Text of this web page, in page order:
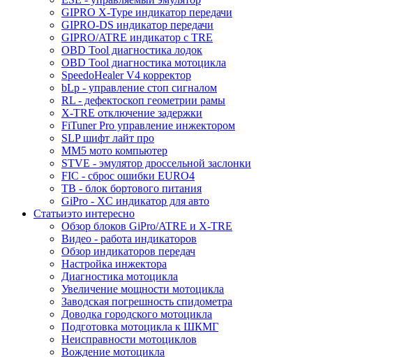
GIPRO X-Type индикатор передачи
GIPRO-DS индикатор передачи
GIPRO/ATRE индикатор с TRE
OBD Tool диагностика лодок
OBD Tool диагностика мотоцикла
SpeedoHealer V4 корректор
bLp - управление стоп сигналом
RL - дефектоскоп геометрии рамы
X-TRE отключение задержки
FiTuner Pro управление инжектором
SLP шифт лайт про
MM5 мото компьютер
STVE - эмулятор дроссельной заслонки
FIC - сброс ошибки EURO4
TB - блок бортового питания
GiPro - XC индикатор для авто
Статьиэто интересно
Обзор блоков GiPro/ATRE и X-TRE
Видео - работа индикаторов
Обзор индикаторов передач
Настройка инжектора
Диагноcтика мотоцикла
Увеличение мощности мотоцикла
Заводская погрешность спидометра
Доводка городского мотоцикла
Подготовка мотоцикла к ШКМГ
Неисправности мотоциклов
Вождение мотоцикла